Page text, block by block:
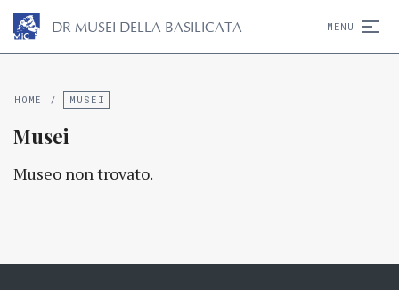
DR MUSEI DELLA BASILICATA MENU
HOME / MUSEI
Musei
Museo non trovato.